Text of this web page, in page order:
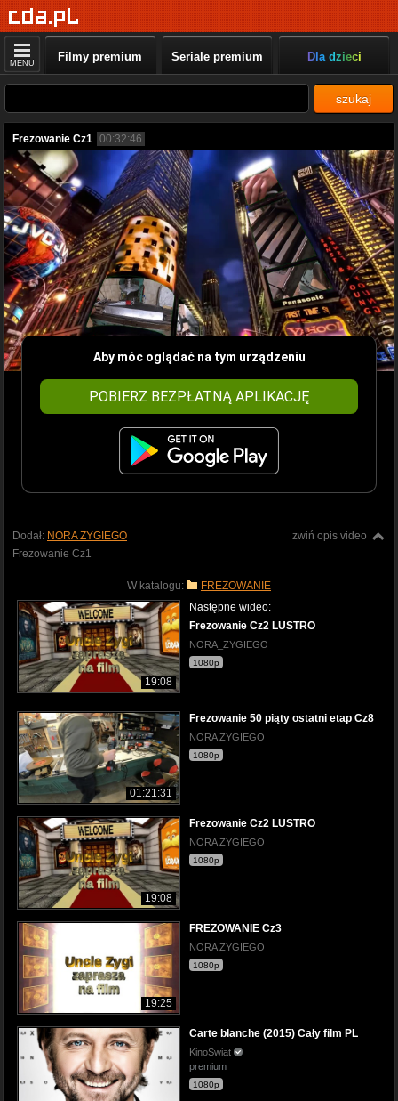
MENU Filmy premium Seriale premium Dla dzieci
szukaj
Frezowanie Cz1 00:32:46
Aby móc oglądać na tym urządzeniu
POBIERZ BEZPŁATNĄ APLIKACJĘ
zwiń opis video
Dodał: NORA ZYGIEGO
Frezowanie Cz1
W katalogu: FREZOWANIE
19:08
Następne wideo:
Frezowanie Cz2 LUSTRO
NORA_ZYGIEGO
1080p
01:21:31
Frezowanie 50 piąty ostatni etap Cz8
NORA ZYGIEGO
1080p
19:08
Frezowanie Cz2 LUSTRO
NORA ZYGIEGO
1080p
19:25
FREZOWANIE Cz3
NORA ZYGIEGO
1080p
Carte blanche (2015) Cały film PL
KinoSwiat
premium
1080p